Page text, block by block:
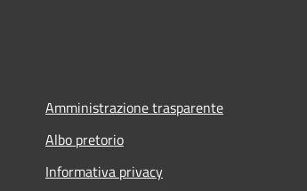
Amministrazione trasparente
Albo pretorio
Informativa privacy